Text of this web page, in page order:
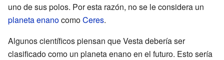
uno de sus polos. Por esta razón, no se le considera un
planeta enanocomoCeres.
Algunos científicos piensan que Vesta debería ser
clasificado como un planeta enano en el futuro. Esto sería